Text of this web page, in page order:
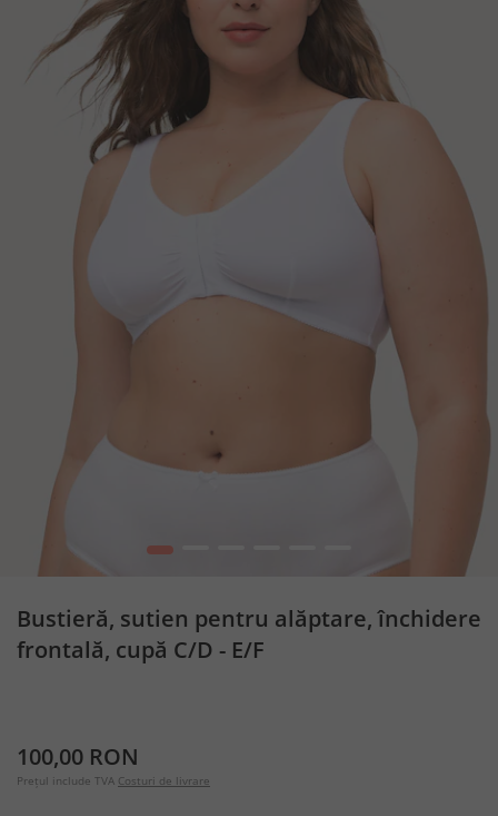
1
Bustieră, sutien pentru alăptare, închidere
frontală, cupă C/D - E/F
100,00 RON
Prețul include TVA Costuri de livrare